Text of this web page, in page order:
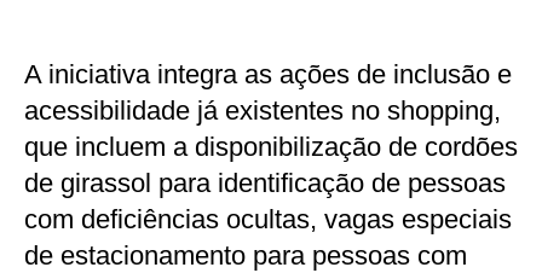
A iniciativa integra as ações de inclusão e
acessibilidade já existentes no shopping,
que incluem a disponibilização de cordões
de girassol para identificação de pessoas
com deficiências ocultas, vagas especiais
de estacionamento para pessoas com